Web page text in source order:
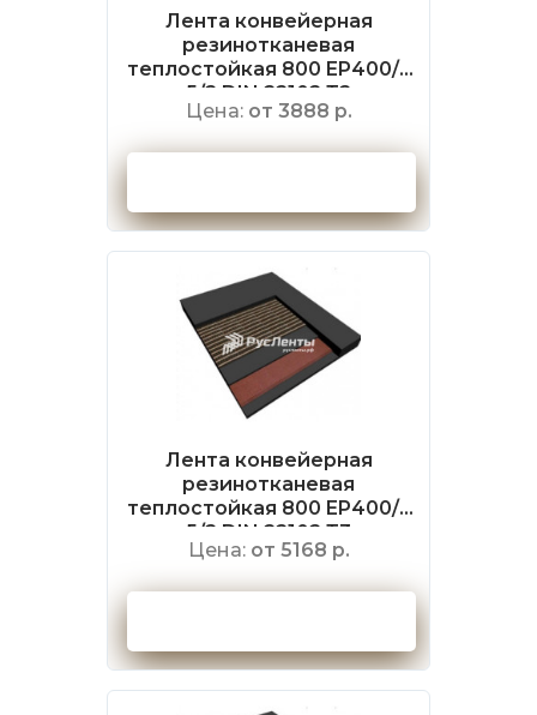
Лента конвейерная
резинотканевая
теплостойкая 800 EP400/3
5/2 DIN 22102 Т2
Цена: от 3888 р.
Лента конвейерная
резинотканевая
теплостойкая 800 EP400/3
5/2 DIN 22102 Т3
Цена: от 5168 р.